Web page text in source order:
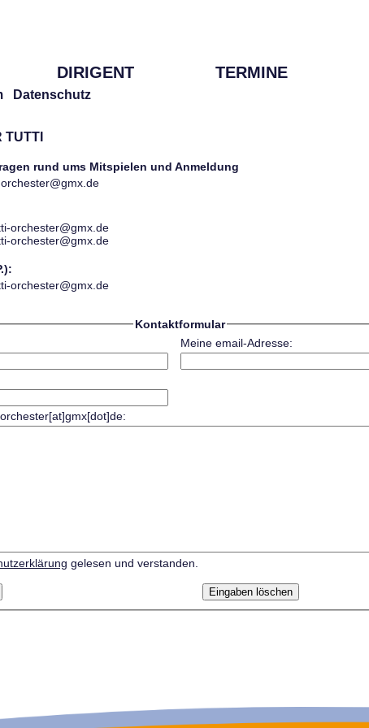
DIRIGENT TERMINE
Datenschutz
TUTTI
rund ums Mitspielen und Anmeldung
orchester@gmx.de
orchester@gmx.de
orchester@gmx.de
Kontaktformular
Meine email-Adresse:
gelesen und verstanden.